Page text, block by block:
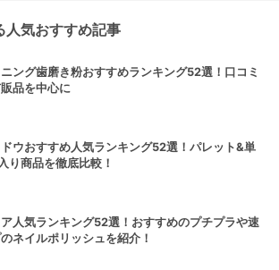
人気おすすめ記事
ング歯磨き粉おすすめランキング52選！口コミ
品を中心に
ウおすすめ人気ランキング52選！パレット&単
り商品を徹底比較！
人気ランキング52選！おすすめのプチプラや速
ネイルポリッシュを紹介！